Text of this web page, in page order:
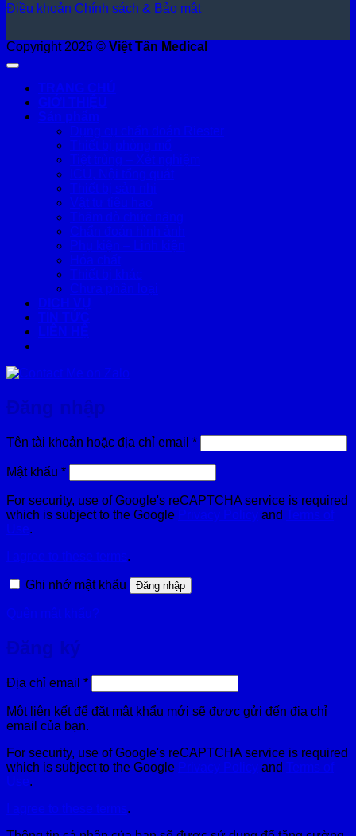
Điều khoản Chính sách & Bảo mật
Copyright 2026 © Việt Tân Medical
TRANG CHỦ
GIỚI THIỆU
Sản phẩm
Dụng cụ chẩn đoán Riester
Thiết bị phòng mổ
Tiệt trùng – Xét nghiệm
ICU, Nội tổng quát
Thiết bị sản nhi
Vật tư tiêu hao
Thăm dò chức năng
Chẩn đoán hình ảnh
Phụ kiện – Linh kiện
Hóa chất
Thiết bị khác
Chưa phân loại
DỊCH VỤ
TIN TỨC
LIÊN HỆ
Đăng nhập
Tên tài khoản hoặc địa chỉ email *Bắt
buộc
Mật khẩu *Bắt
buộc
For security, use of Google's reCAPTCHA service is required
which is subject to the Google Privacy Policy and Terms of
Use.
I agree to these terms.
Ghi nhớ mật khẩu Đăng nhập
Quên mật khẩu?
Đăng ký
Địa chỉ email *Bắt
buộc
Một liên kết để đặt mật khẩu mới sẽ được gửi đến địa chỉ
email của bạn.
For security, use of Google's reCAPTCHA service is required
which is subject to the Google Privacy Policy and Terms of
Use.
I agree to these terms.